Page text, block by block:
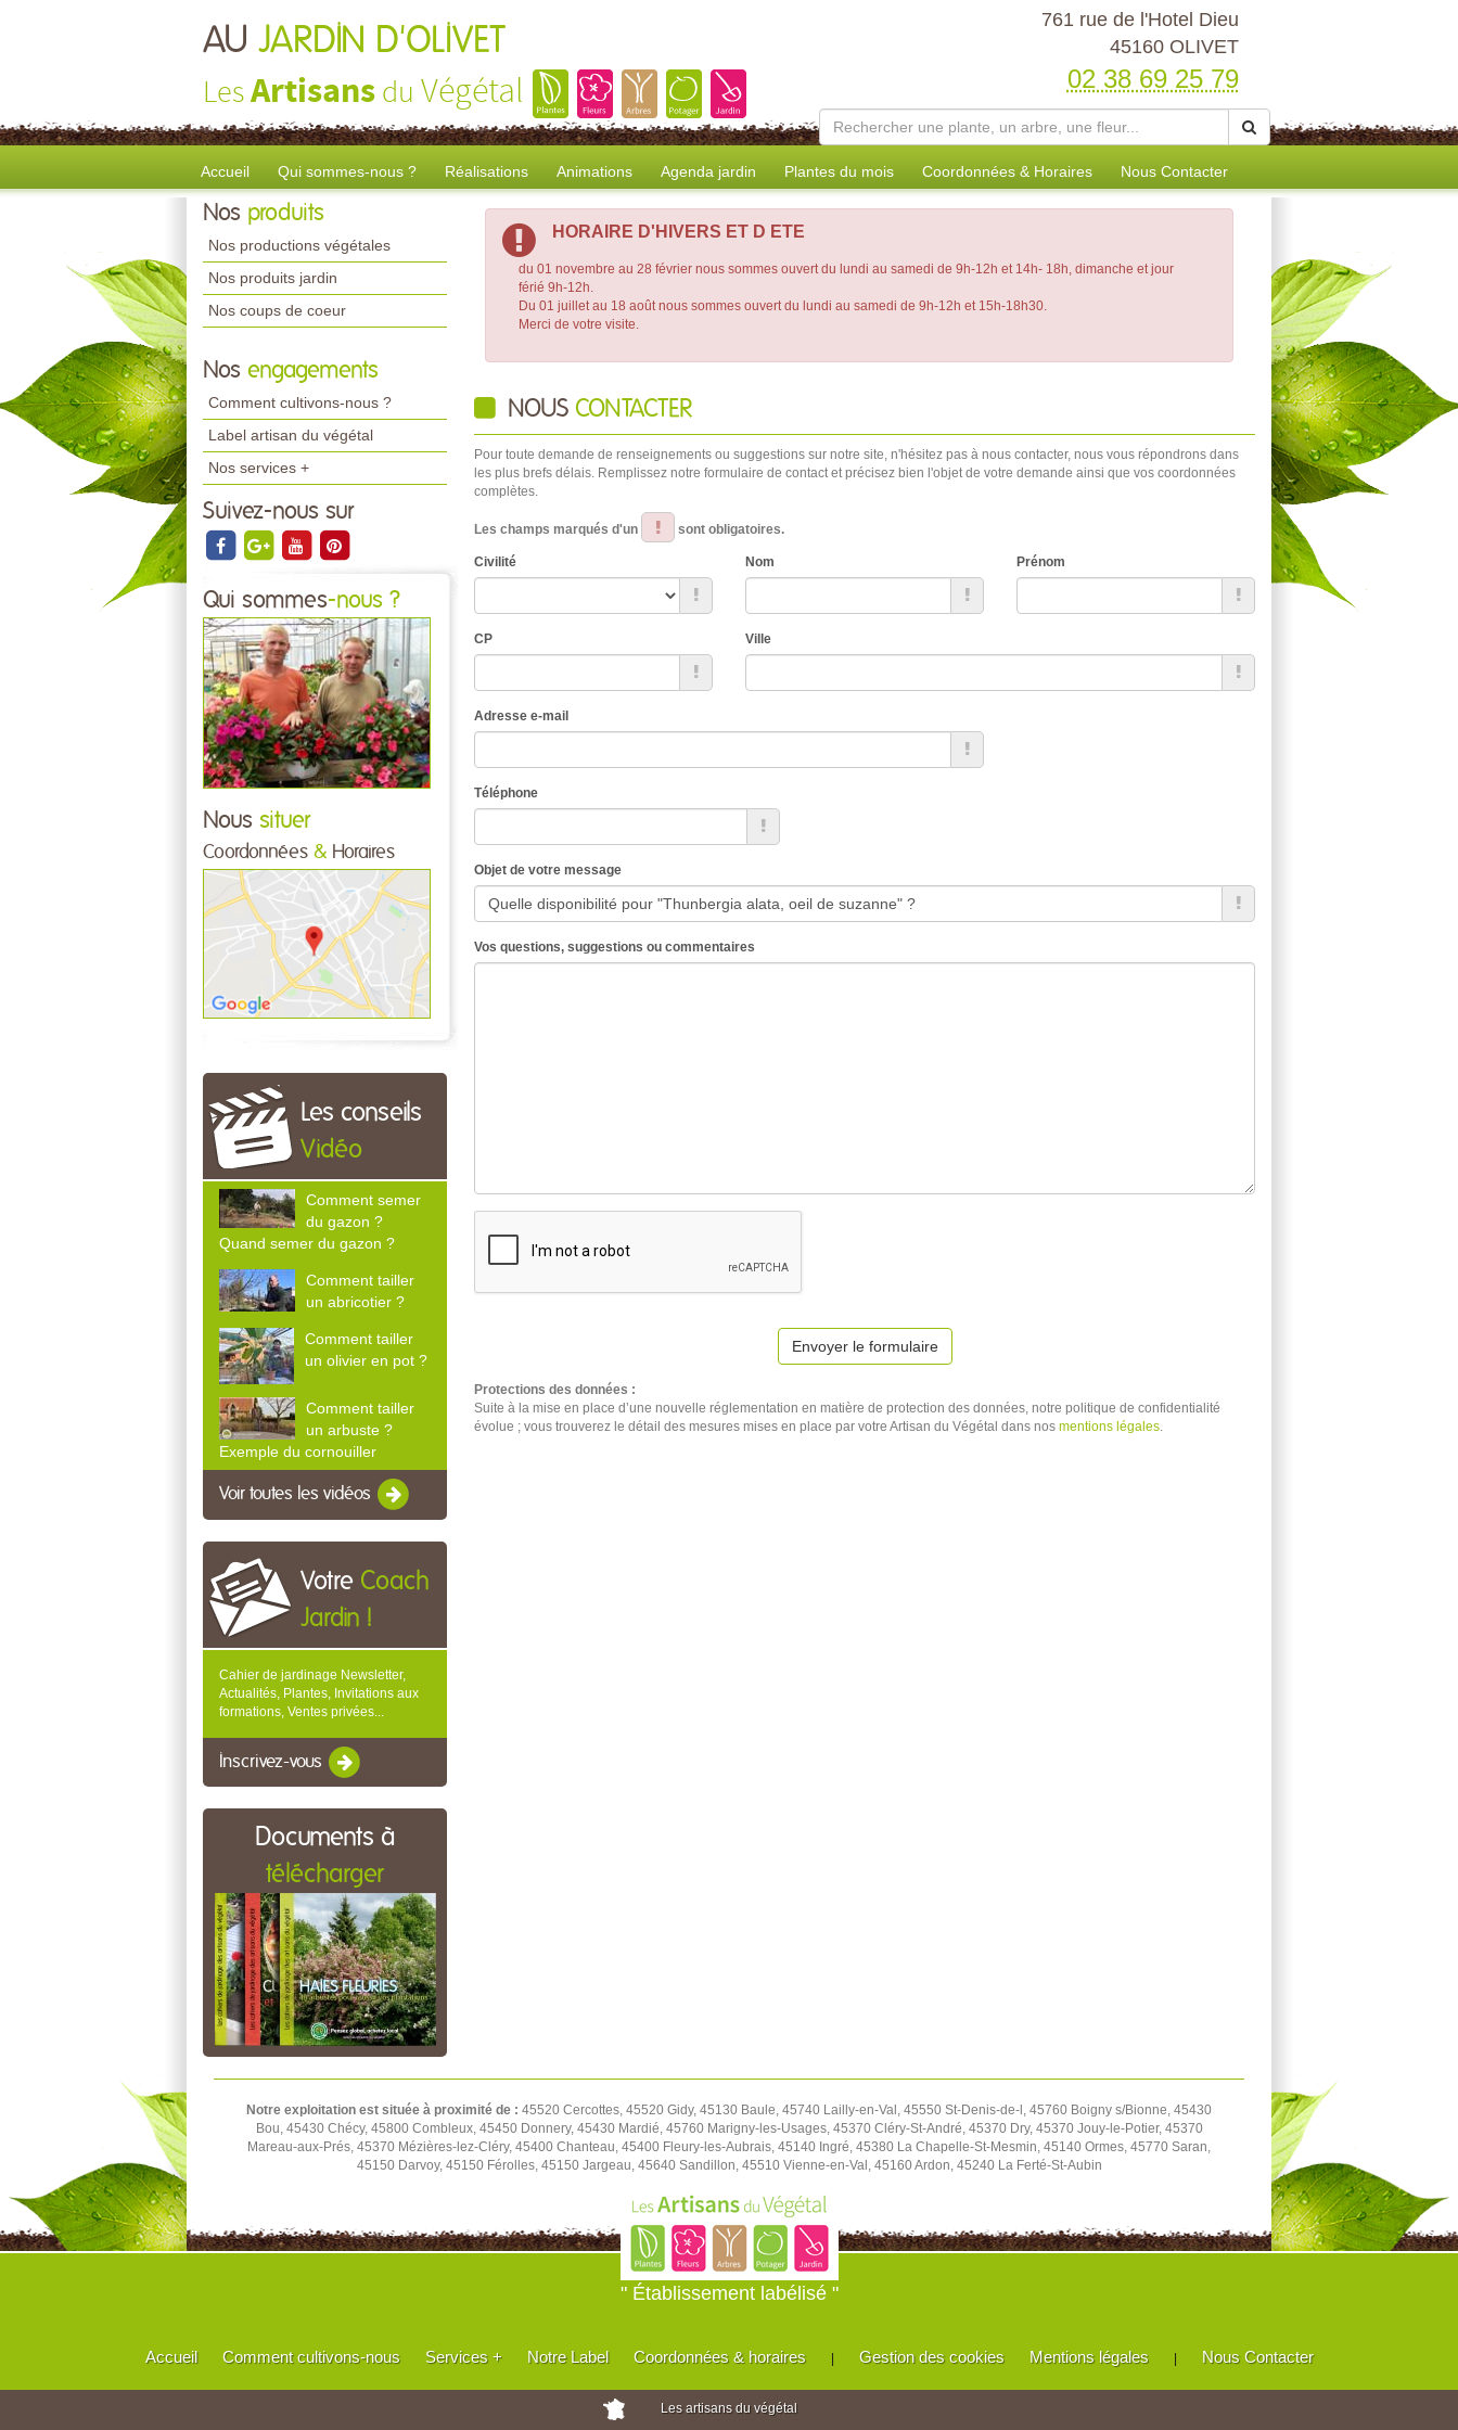
AU JARDIN D'OLIVET
LesArtisans du Végétal
761 rue de l'Hotel Dieu
45160 OLIVET
02 38 69 25 79
Accueil Qui sommes-nous ? Réalisations Animations Agenda jardin Plantes du mois Coordonnées & Horaires Nous Contacter
Nos produits
Nos productions végétales
Nos produits jardin
Nos coups de coeur
Nos engagements
Comment cultivons-nous ?
Label artisan du végétal
Nos services +
Suivez-nous sur
Qui sommes-nous ?
Nous situer
Coordonnées & Horaires
Les conseils
Vidéo
Comment semer
du gazon ?
Quand semer du gazon ?
Comment tailler
un abricotier ?
Comment tailler
un olivier en pot ?
Comment tailler
un arbuste ?
Exemple du cornouiller
Voir toutes les vidéos
Votre Coach
Jardin !
Cahier de jardinage Newsletter,
Actualités, Plantes, Invitations aux
formations, Ventes privées...
Inscrivez-vous
Documents à
télécharger
HORAIRE D'HIVERS ET D ETE
du 01 novembre au 28 février nous sommes ouvert du lundi au samedi de 9h-12h et 14h- 18h, dimanche et jour
férié 9h-12h.
Du 01 juillet au 18 août nous sommes ouvert du lundi au samedi de 9h-12h et 15h-18h30.
Merci de votre visite.
NOUS CONTACTER
Pour toute demande de renseignements ou suggestions sur notre site, n'hésitez pas à nous contacter, nous vous répondrons dans
les plus brefs délais. Remplissez notre formulaire de contact et précisez bien l'objet de votre demande ainsi que vos coordonnées
complètes.
Les champs marqués d'un sont obligatoires.
Civilité Nom Prénom
CP Ville
Adresse e-mail
Téléphone
Objet de votre message
Vos questions, suggestions ou commentaires
Envoyer le formulaire
Protections des données :
Suite à la mise en place d’une nouvelle réglementation en matière de protection des données, notre politique de confidentialité
évolue ; vous trouverez le détail des mesures mises en place par votre Artisan du Végétal dans nos mentions légales.
Notre exploitation est située à proximité de : 45520 Cercottes, 45520 Gidy, 45130 Baule, 45740 Lailly-en-Val, 45550 St-Denis-de-l, 45760 Boigny s/Bionne, 45430
Bou, 45430 Chécy, 45800 Combleux, 45450 Donnery, 45430 Mardié, 45760 Marigny-les-Usages, 45370 Cléry-St-André, 45370 Dry, 45370 Jouy-le-Potier, 45370
Mareau-aux-Prés, 45370 Mézières-lez-Cléry, 45400 Chanteau, 45400 Fleury-les-Aubrais, 45140 Ingré, 45380 La Chapelle-St-Mesmin, 45140 Ormes, 45770 Saran,
45150 Darvoy, 45150 Férolles, 45150 Jargeau, 45640 Sandillon, 45510 Vienne-en-Val, 45160 Ardon, 45240 La Ferté-St-Aubin
" Établissement labélisé "
Accueil Comment cultivons-nous Services + Notre Label Coordonnées & horaires Gestion des cookies Mentions légales Nous Contacter
Les artisans du végétal